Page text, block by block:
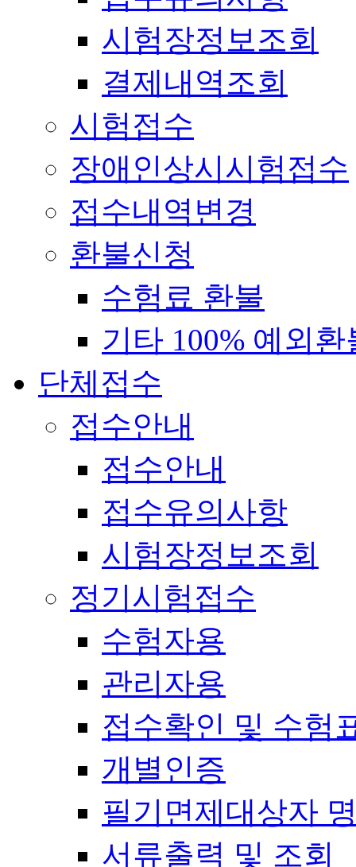
시험장정보조회
결제내역조회
시험접수
장애인상시시험접수
접수내역변경
환불신청
수험료 환불
기타 100% 예외환
단체접수
접수안내
접수안내
접수유의사항
시험장정보조회
정기시험접수
수험자용
관리자용
접수확인 및 수험
개별인증
필기면제대상자
서류출력 및 조회